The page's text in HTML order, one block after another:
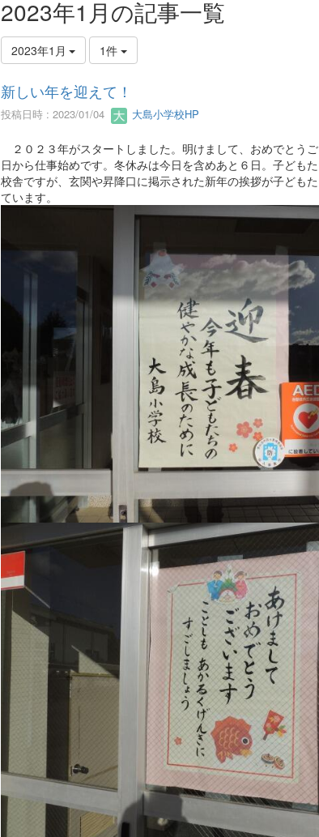
2023年1月の記事一覧
2023年1月 1件
新しい年を迎えて！
投稿日時 : 2023/01/04 大島小学校HP
２０２３年がスタートしました。明けまして、おめでとう
日から仕事始めです。冬休みは今日を含めあと６日。子ども
校舎ですが、玄関や昇降口に掲示された新年の挨拶が子ども
ています。